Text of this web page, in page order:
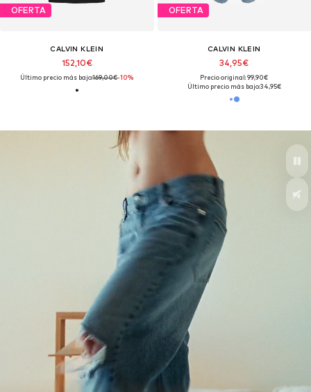
OFERTA
CALVIN KLEIN
152,10€
Último precio más bajo:169,00€-10%
OFERTA
CALVIN KLEIN
34,95€
Precio original: 99,90€
Último precio más bajo:34,95€